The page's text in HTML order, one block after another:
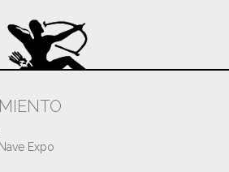
Expo